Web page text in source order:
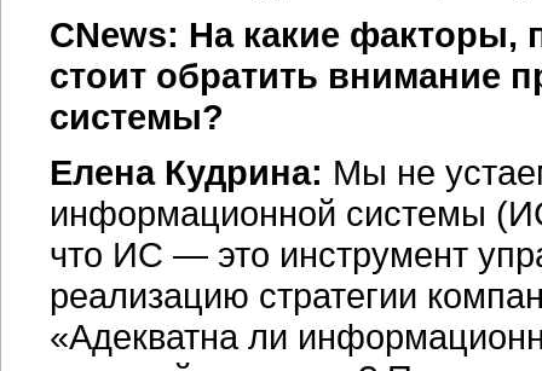
CNews: На какие
стоит обратить внимание
системы?
Елена Кудрина: Мы не
информационной системы
что ИС — это инструмент
реализацию стратегии
«Адекватна ли